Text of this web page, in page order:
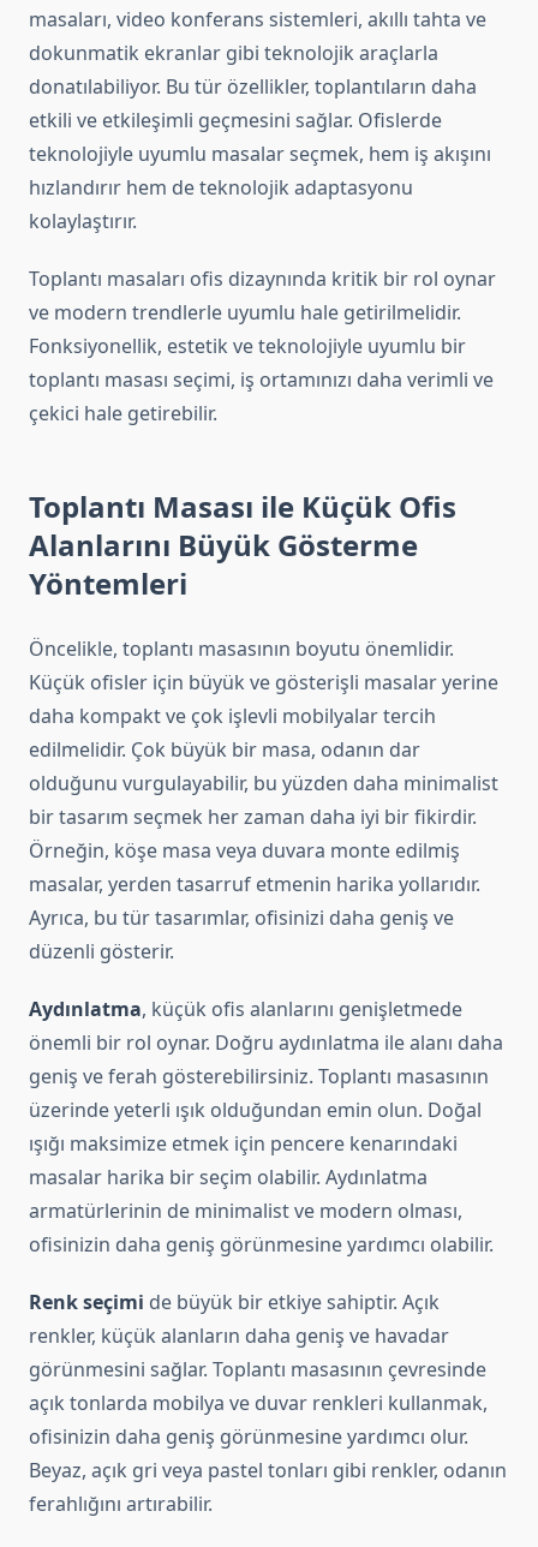
masaları, video konferans sistemleri, akıllı tahta ve
dokunmatik ekranlar gibi teknolojik araçlarla
donatılabiliyor. Bu tür özellikler, toplantıların daha
etkili ve etkileşimli geçmesini sağlar. Ofislerde
teknolojiyle uyumlu masalar seçmek, hem iş akışını
hızlandırır hem de teknolojik adaptasyonu
kolaylaştırır.
Toplantı masaları ofis dizaynında kritik bir rol oynar
ve modern trendlerle uyumlu hale getirilmelidir.
Fonksiyonellik, estetik ve teknolojiyle uyumlu bir
toplantı masası seçimi, iş ortamınızı daha verimli ve
çekici hale getirebilir.
Toplantı Masası ile Küçük Ofis
Alanlarını Büyük Gösterme
Yöntemleri
Öncelikle, toplantı masasının boyutu önemlidir.
Küçük ofisler için büyük ve gösterişli masalar yerine
daha kompakt ve çok işlevli mobilyalar tercih
edilmelidir. Çok büyük bir masa, odanın dar
olduğunu vurgulayabilir, bu yüzden daha minimalist
bir tasarım seçmek her zaman daha iyi bir fikirdir.
Örneğin, köşe masa veya duvara monte edilmiş
masalar, yerden tasarruf etmenin harika yollarıdır.
Ayrıca, bu tür tasarımlar, ofisinizi daha geniş ve
düzenli gösterir.
Aydınlatma, küçük ofis alanlarını genişletmede
önemli bir rol oynar. Doğru aydınlatma ile alanı daha
geniş ve ferah gösterebilirsiniz. Toplantı masasının
üzerinde yeterli ışık olduğundan emin olun. Doğal
ışığı maksimize etmek için pencere kenarındaki
masalar harika bir seçim olabilir. Aydınlatma
armatürlerinin de minimalist ve modern olması,
ofisinizin daha geniş görünmesine yardımcı olabilir.
Renk seçimi de büyük bir etkiye sahiptir. Açık
renkler, küçük alanların daha geniş ve havadar
görünmesini sağlar. Toplantı masasının çevresinde
açık tonlarda mobilya ve duvar renkleri kullanmak,
ofisinizin daha geniş görünmesine yardımcı olur.
Beyaz, açık gri veya pastel tonları gibi renkler, odanın
ferahlığını artırabilir.